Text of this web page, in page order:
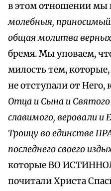
в этом отношении мы
молебныя,
общая молитва верных
бремя. Мы уповаем,
милость тем,
не отступали от Него,
Отца и Сына и Святого
славимого, веровали и
Троицу во единстве
последнего своего
которые ВО
почитали Христа